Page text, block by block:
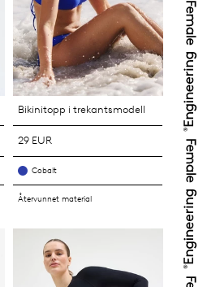
Bikinitopp i trekantsmodell
29 EUR
Cobalt
Återvunnet material